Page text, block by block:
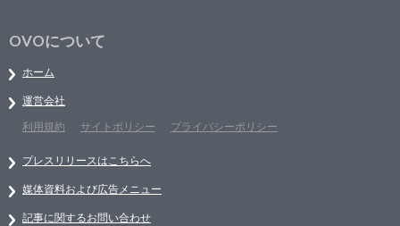
OVOについて
ホーム
運営会社
利用規約
サイトポリシー プライバシーポリシー
プレスリリースはこちらへ
媒体資料および広告メニュー
記事に関するお問い合わせ